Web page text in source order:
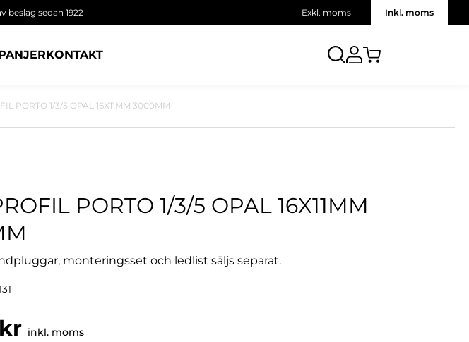
beslag sedan 1922 Exkl. moms Inkl. moms
KONTAKT
PORTO 1/3/5 OPAL 16X11MM 3000MM
PORTO 1/3/5 OPAL 16X11MM
monteringsset och ledlist säljs separat.
inkl. moms